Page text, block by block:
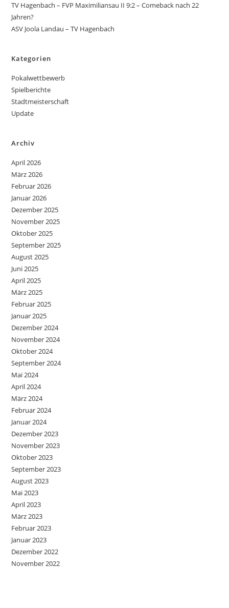
TV Hagenbach – FVP Maximiliansau II 9:2 – Comeback nach 22
Jahren?
ASV Joola Landau – TV Hagenbach
Kategorien
Pokalwettbewerb
Spielberichte
Stadtmeisterschaft
Update
Archiv
April 2026
März 2026
Februar 2026
Januar 2026
Dezember 2025
November 2025
Oktober 2025
September 2025
August 2025
Juni 2025
April 2025
März 2025
Februar 2025
Januar 2025
Dezember 2024
November 2024
Oktober 2024
September 2024
Mai 2024
April 2024
März 2024
Februar 2024
Januar 2024
Dezember 2023
November 2023
Oktober 2023
September 2023
August 2023
Mai 2023
April 2023
März 2023
Februar 2023
Januar 2023
Dezember 2022
November 2022